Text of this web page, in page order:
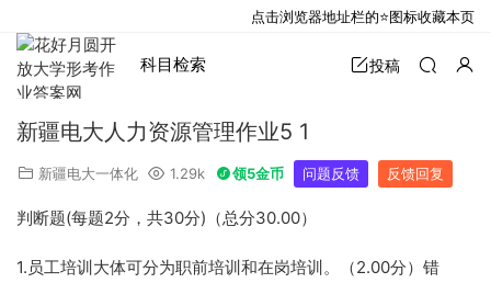
科目检索 投稿
新疆电大人力资源管理作业5 1
新疆电大一体化 1.29k 领5金币 问题反馈 反馈回复
判断题(每题2分，共30分)（总分30.00）
1.员工培训大体可分为职前培训和在岗培训。（2.00分）错
点击浏览器地址栏的⭐图标收藏本页